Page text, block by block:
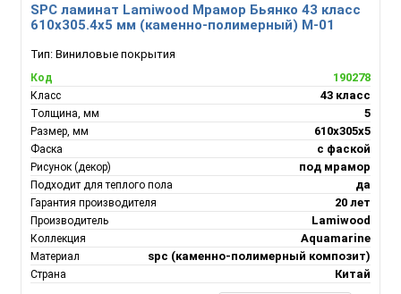
SPC ламинат Lamiwood Мрамор Бьянко 43 класс
610х305.4х5 мм (каменно-полимерный) M-01
Тип: Виниловые покрытия
Код 190278
Класс 43 класс
Толщина, мм 5
Размер, мм 610х305х5
Фаска с фаской
Рисунок (декор) под мрамор
Подходит для теплого пола да
Гарантия производителя 20 лет
Производитель Lamiwood
Коллекция Aquamarine
Материал spc (каменно-полимерный композит)
Страна Китай